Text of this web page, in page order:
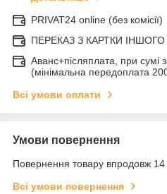
PRIVAT24 online (без комісії)
ПЕРЕКАЗ З КАРТКИ ІНШОГО
Аванс+післяплата, при сумі
(мінімальна передоплата
Всі умови оплати
Умови повернення
Повернення товару впродовж 14
Всі умови повернення